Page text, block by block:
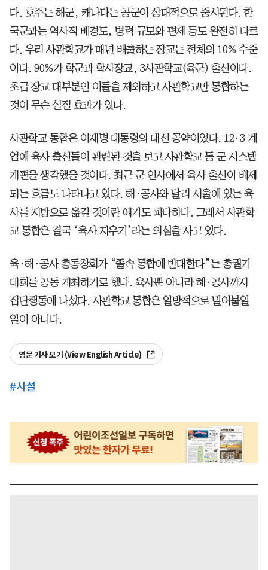
다. 호주는 해군, 캐나다는 공군이 상대적으로 중시된다. 한
국군과는 역사적 배경도, 병력 규모와 편제 등도 완전히 다르
다. 우리 사관학교가 매년 배출하는 장교는 전체의 10% 수준
이다. 90%가 학군과 학사장교, 3사관학교(육군) 출신이다.
초급 장교 대부분인 이들을 제외하고 사관학교만 통합하는
것이 무슨 실질 효과가 있나.
사관학교 통합은 이재명 대통령의 대선 공약이었다. 12·3 계
엄에 육사 출신들이 관련된 것을 보고 사관학교 등 군 시스템
개편을 생각했을 것이다. 최근 군 인사에서 육사 출신이 배제
되는 흐름도 나타나고 있다. 해·공사와 달리 서울에 있는 육
사를 지방으로 옮길 것이란 얘기도 파다하다. 그래서 사관학
교 통합은 결국 ‘육사 지우기’라는 의심을 사고 있다.
육·해·공사 총동창회가 “졸속 통합에 반대한다”는 총궐기
대회를 공동 개최하기로 했다. 육사뿐 아니라 해·공사까지
집단행동에 나섰다. 사관학교 통합은 일방적으로 밀어붙일
일이 아니다.
영문 기사 보기 (View English Article)
#사설